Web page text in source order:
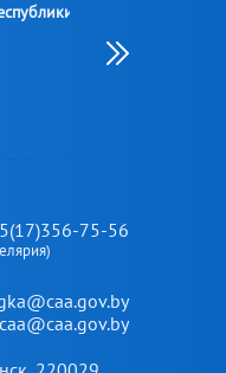
информации
75-56
caa@caa.gov.by